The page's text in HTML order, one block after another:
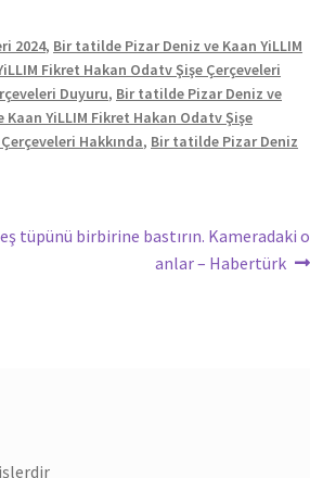
2024, Bir tatilde Pizar Deniz ve Kaan YiLLIM
Fikret Hakan Odatv Şişe Çerçeveleri
Duyuru, Bir tatilde Pizar Deniz ve
YiLLIM Fikret Hakan Odatv Şişe
Hakkında, Bir tatilde Pizar Deniz
tüpünü birbirine bastırın. Kameradaki o
anlar – Habertürk